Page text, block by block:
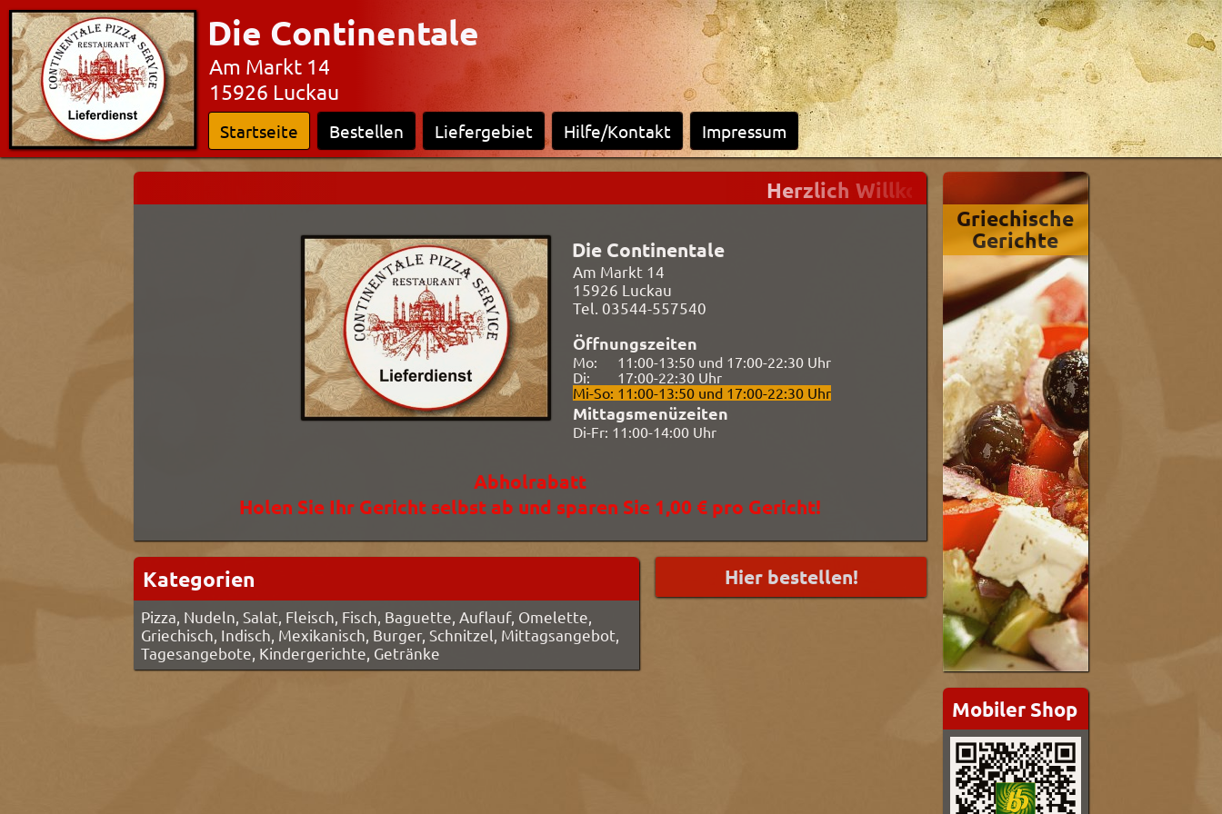
Die Continentale
Am Markt 14
15926 Luckau
Startseite Bestellen Liefergebiet Hilfe/Kontakt Impressum
Griechische
Gerichte
Mobiler Shop
Herzlich Willkommen in unserem
Die Continentale
Am Markt 14
15926 Luckau
Tel. 03544-557540
Öffnungszeiten
Mo: 11:00-13:50 und 17:00-22:30 Uhr
Di:
17:00-22:30 Uhr
Mi-So: 11:00-13:50 und 17:00-22:30 Uhr
Mittagsmenüzeiten
Di-Fr: 11:00-14:00 Uhr
Abholrabatt
Holen Sie Ihr Gericht selbst ab und sparen Sie 1,00 € pro Gericht!
Kategorien
Pizza, Nudeln, Salat, Fleisch, Fisch, Baguette, Auflauf, Omelette,
Griechisch, Indisch, Mexikanisch, Burger, Schnitzel, Mittagsangebot,
Tagesangebote, Kindergerichte, Getränke